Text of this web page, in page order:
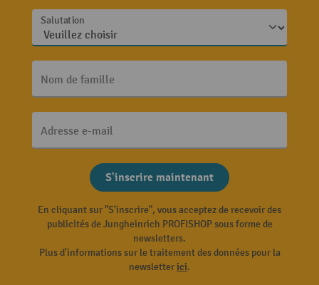
Salutation
Nom de famille
Adresse e-mail
S'inscrire maintenant
En cliquant sur "S'inscrire", vous acceptez de recevoir des
publicités de Jungheinrich PROFISHOP sous forme de
newsletters.
Plus d'informations sur le traitement des données pour la
newsletterici.